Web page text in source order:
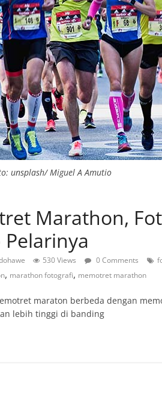
unsplash/ Miguel A Amutio
Marathon,
Pelarinya
530 Views 0 Comments
, marathon fotografi, memotret marathon
maraton berbeda dengan
lebih tinggi di banding